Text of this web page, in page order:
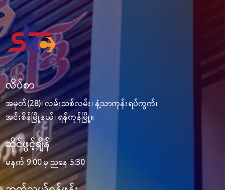
လိပ်စာ
အမှတ်(28)၊ လမ်းသစ်လမ်း၊ နံ့သာကုန်းရပ်ကွက်၊
အင်းစိန်မြို့နယ်၊ ရန်ကုန်မြို့။
ဆိုင်ဖွင့်ချိန်
မနက် 9:00 မှ ညနေ 5:30